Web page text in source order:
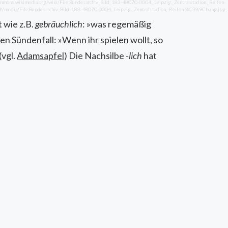
wiki/File:Bundesarchiv_Bild_183-48070-0004,_Leipzig,_Zentralstadion,_Reifen-
media/File:Bundesarchiv_Bild_183-48070-0004,_Leipzig,_Zentralstadion,_Reifen-%C3%9Cbung.jpg
wie z.B.gebräuchlich: »was regemäßig
Sündenfall: »Wenn ihr spielen wollt, so
Adamsapfel) Die Nachsilbe -lich hat